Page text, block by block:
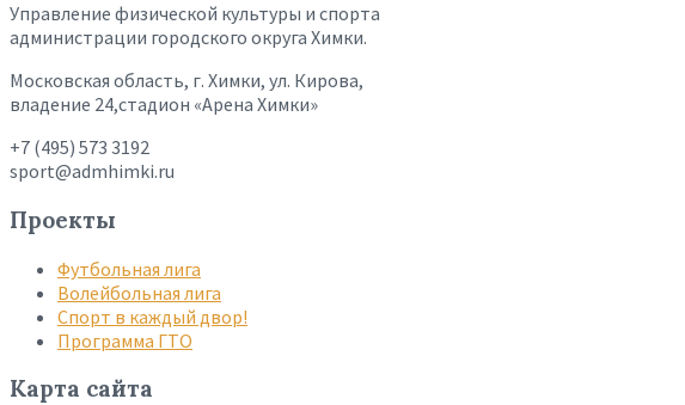
Управление физической культуры и спорта
администрации городского округа Химки.
Московская область, г. Химки, ул. Кирова,
владение 24,стадион «Арена Химки»
+7 (495) 573 3192
sport@admhimki.ru
Проекты
Футбольная лига
Волейбольная лига
Спорт в каждый двор!
Программа ГТО
Карта сайта